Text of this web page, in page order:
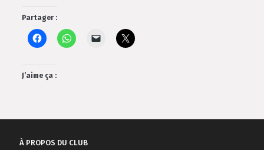
Partager :
J’aime ça :
À PROPOS DU CLUB